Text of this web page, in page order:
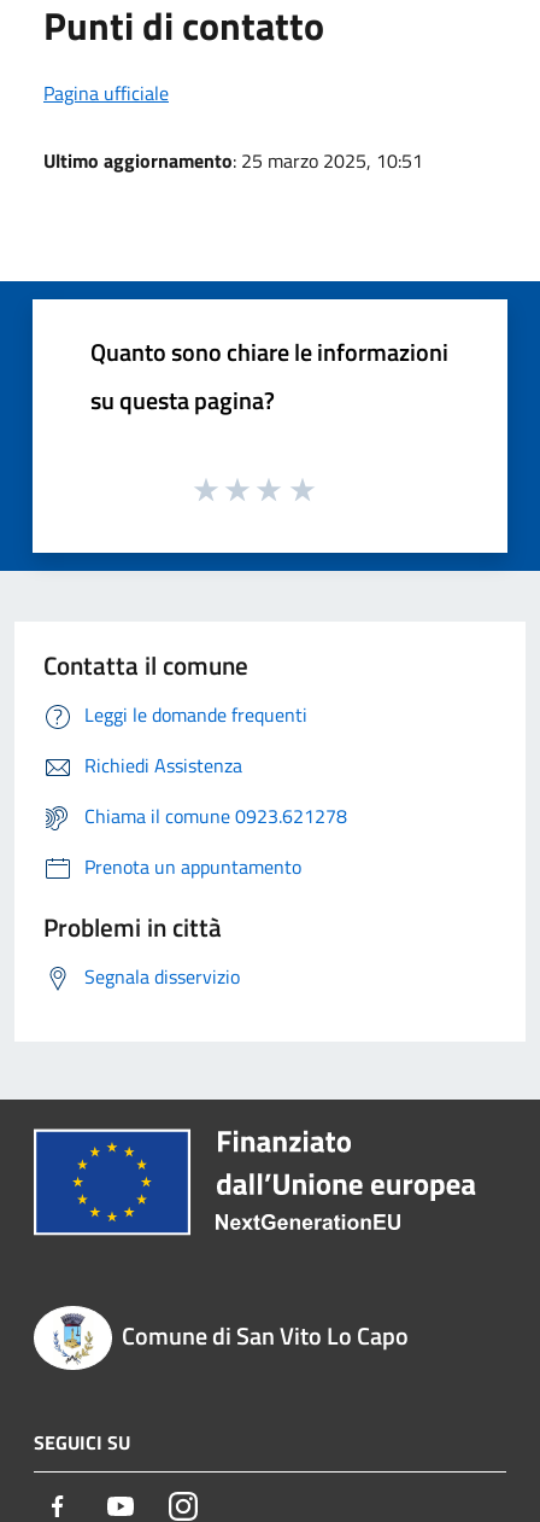
Punti di contatto
Pagina ufficiale
Ultimo aggiornamento: 25 marzo 2025, 10:51
Quanto sono chiare le informazioni
su questa pagina?
Contatta il comune
Leggi le domande frequenti
Richiedi Assistenza
Chiama il comune 0923.621278
Prenota un appuntamento
Problemi in città
Segnala disservizio
Comune di San Vito Lo Capo
SEGUICI SU
Facebook YoutubeInstagram